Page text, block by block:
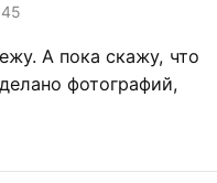
А пока скажу, что
фотографий,